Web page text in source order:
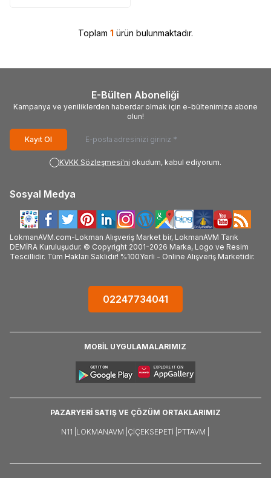
Toplam 1 ürün bulunmaktadır.
E-Bülten Aboneliği
Kampanya ve yeniliklerden haberdar olmak için e-bültenimize abone
olun!
Kayıt Ol
KVKK Sözleşmesi'ni okudum, kabul ediyorum.
Sosyal Medya
LokmanAVM.com-Lokman Alışveriş Market bir, LokmanAVM Tarık
DEMİRA Kuruluşudur. © Copyright 2001-2026 Marka, Logo ve Resim
Tescillidir. Tüm Hakları Saklıdır! %100Yerli - Online Alışveriş Marketidir.
02247734041
MOBİL UYGULAMALARIMIZ
PAZARYERİ SATIŞ VE ÇÖZÜM ORTAKLARIMIZ
N11 | LOKMANAVM | ÇIÇEKSEPETI | PTTAVM |